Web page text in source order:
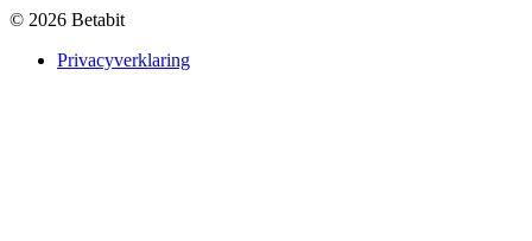
© 2026 Betabit
Privacyverklaring